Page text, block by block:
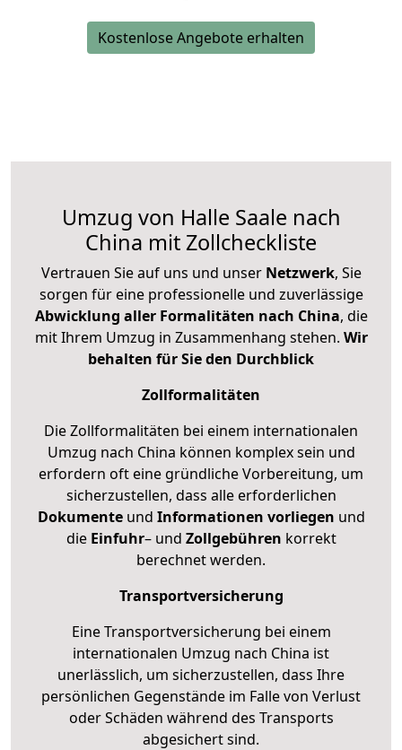
Kostenlose Angebote erhalten
Umzug von Halle Saale nach
China mit Zollcheckliste
Vertrauen Sie auf uns und unser Netzwerk, Sie
sorgen für eine professionelle und zuverlässige
Abwicklung aller Formalitäten nach China, die
mit Ihrem Umzug in Zusammenhang stehen. Wir
behalten für Sie den Durchblick
Zollformalitäten
Die Zollformalitäten bei einem internationalen
Umzug nach China können komplex sein und
erfordern oft eine gründliche Vorbereitung, um
sicherzustellen, dass alle erforderlichen
Dokumenteund Informationen vorliegen und
die Einfuhr– und Zollgebühren korrekt
berechnet werden.
Transportversicherung
Eine Transportversicherung bei einem
internationalen Umzug nach China ist
unerlässlich, um sicherzustellen, dass Ihre
persönlichen Gegenstände im Falle von Verlust
oder Schäden während des Transports
abgesichert sind.